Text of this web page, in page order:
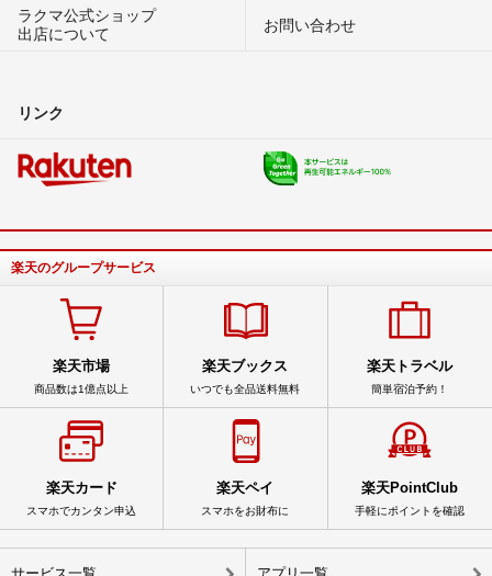
ラクマ公式ショップ
出店について
お問い合わせ
リンク
楽天のグループサービス
楽天市場
商品数は1億点以上
楽天ブックス
いつでも全品送料無料
楽天トラベル
簡単宿泊予約！
楽天カード
スマホでカンタン申込
楽天ペイ
スマホをお財布に
楽天PointClub
手軽にポイントを確認